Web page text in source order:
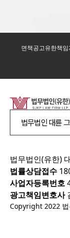
면책공고유한책임
법무법인 대륜
법무법인(유한)
법률상담접수
사업자등록번호
광고책임변호사
Copyright 2022